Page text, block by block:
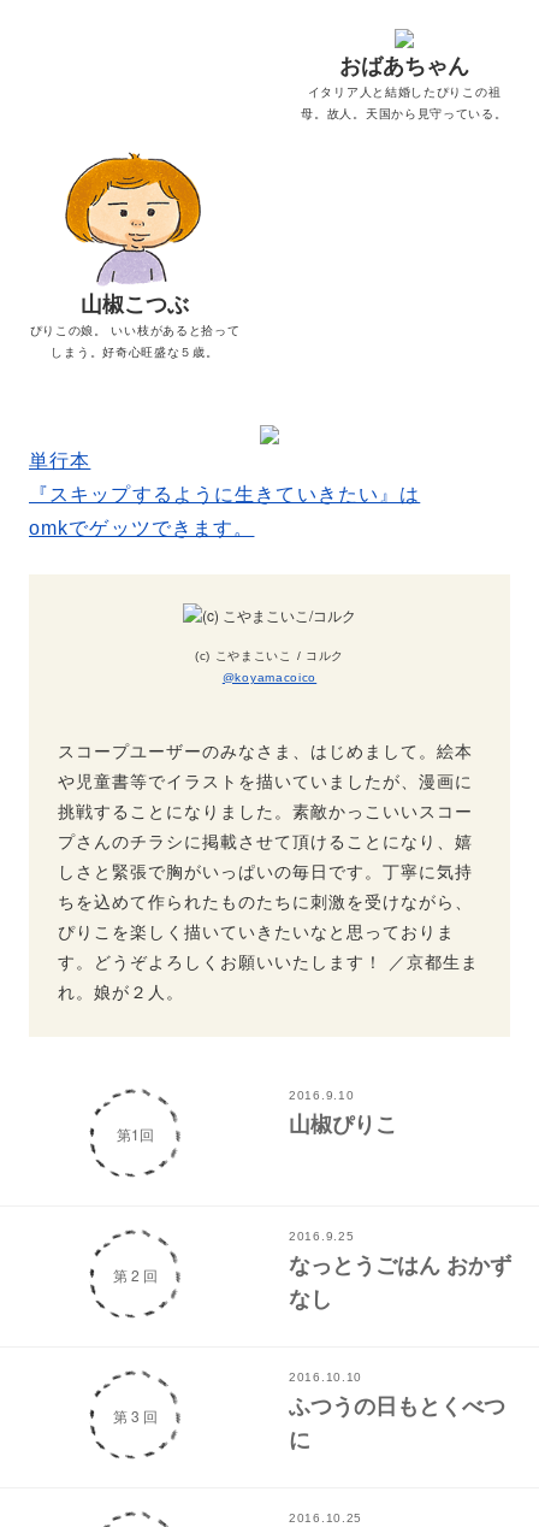
山椒こつぶ
ぴりこの娘。 いい枝があると拾って
しまう。好奇心旺盛な５歳。
おばあちゃん
イタリア人と結婚したぴりこの祖
母。故人。天国から見守っている。
単行本
『スキップするように生きていきたい』は
omkでゲッツできます。
(c) こやまこいこ / コルク
@koyamacoico
スコープユーザーのみなさま、はじめまして。絵本
や児童書等でイラストを描いていましたが、漫画に
挑戦することになりました。素敵かっこいいスコー
プさんのチラシに掲載させて頂けることになり、嬉
しさと緊張で胸がいっぱいの毎日です。丁寧に気持
ちを込めて作られたものたちに刺激を受けながら、
ぴりこを楽しく描いていきたいなと思っておりま
す。どうぞよろしくお願いいたします！ ／京都生ま
れ。娘が２人。
第1回
2016.9.10
山椒ぴりこ
第 2 回
2016.9.25
なっとうごはん おかず
なし
第 3 回
2016.10.10
ふつうの日もとくべつ
に
2016.10.25